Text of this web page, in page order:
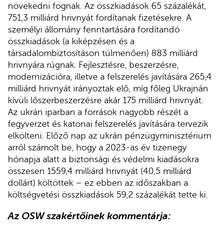
növekedni fognak. Az összkiadások 65 százalékát,
751,3 milliárd hrivnyát fordítanak fizetésekre. A
személyi állomány fenntartására fordítandó
összkiadások (a kiképzésen és a
társadalombiztosításon túlmenően) 883 milliárd
hrivnyára rúgnak. Fejlesztésre, beszerzésre,
modernizációra, illetve a felszerelés javítására 265,4
milliárd hrivnyát irányoztak elő, míg főleg Ukrajnán
kívüli lőszerbeszerzésre akár 175 milliárd hrivnyát.
Az ukrán iparban a források nagyobb részét a
fegyverzet és katonai felszerelés javítására tervezik
elkölteni. Előző nap az ukrán pénzügyminisztérium
arról számolt be, hogy a 2023-as év tizenegy
hónapja alatt a biztonsági és védelmi kiadásokra
összesen 1559,4 milliárd hrivnyát (40,5 milliárd
dollárt) költöttek – ez ebben az időszakban a
költségvetési összkiadások 59,2 százalékát tette ki.
Az OSW szakértőinek kommentárja: